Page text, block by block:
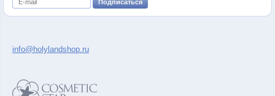
info@holylandshop.ru